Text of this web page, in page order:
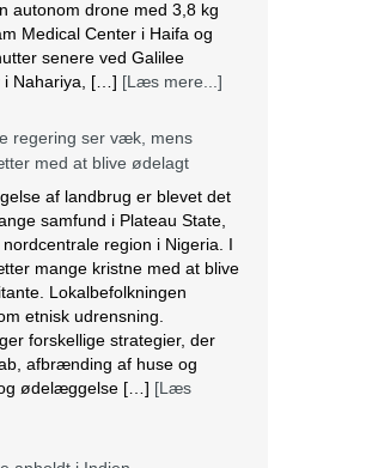
Medical Center i Haifa og
senere ved Galilee
i Nahariya, […][Læs mere...]
med at blive ødelagt
af landbrug er blevet det
samfund i Plateau State,
region i Nigeria. I
mange kristne med at blive
Lokalbefolkningen
etnisk udrensning.
forskellige strategier, der
afbrænding af huse og
ødelæggelse […][Læs